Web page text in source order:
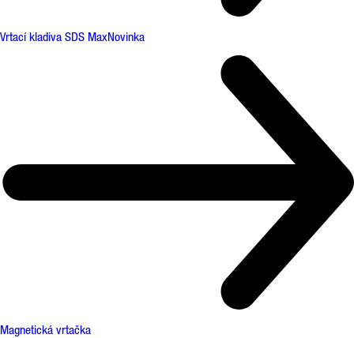
Vrtací kladiva SDS MaxNovinka
Magnetická vrtačka